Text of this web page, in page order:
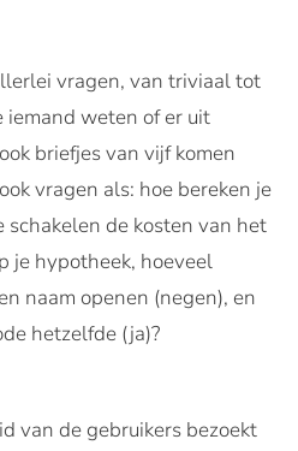
vragen, van triviaal tot
weten of er uit
briefjes van vijf komen
vragen als: hoe bereken je
schakelen de kosten van het
je hypotheek, hoeveel
naam openen (negen), en
hetzelfde (ja)?
van de gebruikers bezoekt